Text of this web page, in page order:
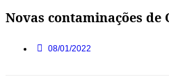
Novas contaminações de
08/01/2022